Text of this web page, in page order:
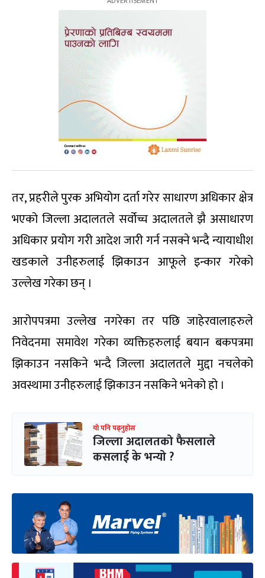
तर, प्रहरीले पुरक अभियोग दर्ता गरेर साधारण अधिकार क्षेत्र
भएको जिल्ला अदालतले सर्वोच्च अदालतले झै असाधारण
अधिकार प्रयोग गरी आदेश जारी गर्न नसक्ने भन्दै न्यायाधीश
खडकाले उनीहरुलाई झिकाउन आफूले इन्कार गरेको
उल्लेख गरेका छन् ।
आरोपपत्रमा उल्लेख नगरेका तर पछि जाहेरवालाहरुले
निवेदनमा समावेश गरेका व्यक्तिहरुलाई बयान बकपत्रमा
झिकाउन नसकिने भन्दै जिल्ला अदालतले मुद्दा नचलेको
अवस्थामा उनीहरुलाई झिकाउन नसकिने भनेको हो ।
यो पनि पढ्नुहोस
जिल्ला अदालतको फैसलाले
कसलाई के भन्यो ?